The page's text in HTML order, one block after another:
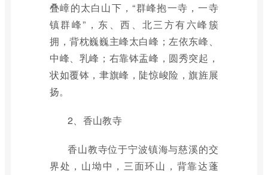
叠嶂的太白山下，“群峰抱一寺，一寺
镇群峰”，东、西、北三方有六峰簇
拥，背枕巍巍主峰太白峰；左依东峰、
中峰、乳峰；右靠钵盂峰，圆秀突起，
状如覆钵，聿旗峰，陡惊峻险，旗旌展
扬。
2、香山教寺
香山教寺位于宁波镇海与慈溪的交
界处，山坳中，三面环山，背靠达蓬